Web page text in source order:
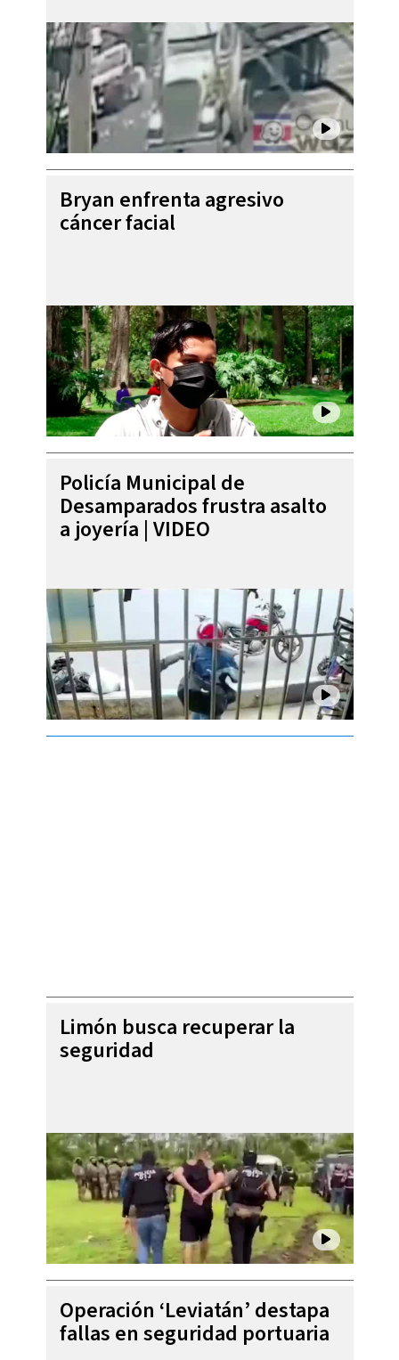
Bryan enfrenta agresivo
cáncer facial
Policía Municipal de
Desamparados frustra asalto
a joyería | VIDEO
Limón busca recuperar la
seguridad
Operación ‘Leviatán’ destapa
fallas en seguridad portuaria